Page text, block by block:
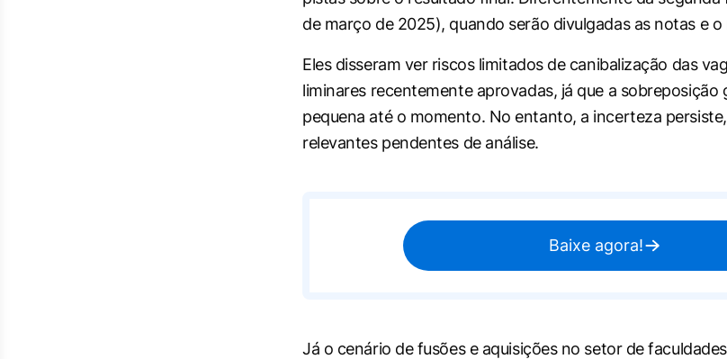
de março de 2025), quando serão divulgadas as notas e
Eles disseram ver riscos limitados de canibalização das
liminares recentemente aprovadas, já que a sobreposição
pequena até o momento. No entanto, a incerteza
relevantes pendentes de análise.
Baixe agora!
Já o cenário de fusões e aquisições no setor de